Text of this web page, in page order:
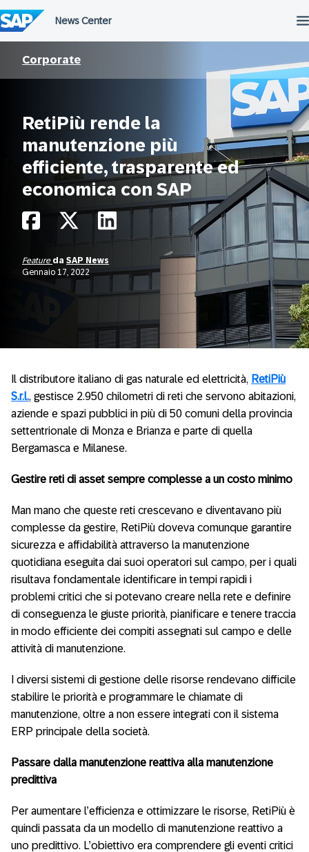
al
contenuto
Corporate
RetiPiù rende la
manutenzione più
efficiente, trasparente ed
economica con SAP
Feature da SAP News
Gennaio 17, 2022
Il distributore italiano di gas naturale ed elettricità, RetiPiù
S.r.l., gestisce 2.950 chilometri di reti che servono abitazioni,
aziende e spazi pubblici in più di 50 comuni della provincia
settentrionale di Monza e Brianza e parte di quella
Bergamasca e Milanese.
Gestire reti di asset sempre complesse a un costo minimo
Man mano che queste reti crescevano e diventavano più
complesse da gestire, RetiPiù doveva comunque garantire
sicurezza e affidabilità attraverso la manutenzione
quotidiana eseguita dai suoi operatori sul campo, per i quali
risultava fondamentale identificare in tempi rapidi i
problemi critici che si potevano creare nella rete e definire
di conseguenza le giuste priorità, pianificare e tenere traccia
in modo efficiente dei compiti assegnati sul campo e delle
attività di manutenzione.
I diversi sistemi di gestione delle risorse rendevano difficile
stabilire le priorità e programmare le chiamate di
manutenzione, oltre a non essere integrati con il sistema
ERP principale della società.
Passare dalla manutenzione reattiva alla manutenzione
predittiva
Per aumentare l’efficienza e ottimizzare le risorse, RetiPiù è
quindi passata da un modello di manutenzione reattivo a
uno predittivo. L’obiettivo era comprendere gli eventi critici